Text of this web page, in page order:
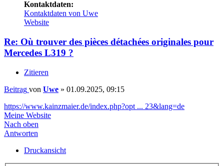
Kontaktdaten:
Kontaktdaten von Uwe
Website
Re: Où trouver des pièces détachées originales pour
Mercedes L319 ?
Zitieren
Beitrag von Uwe » 01.09.2025, 09:15
https://www.kainzmaier.de/index.php?opt ... 23&lang=de
Meine Website
Nach oben
Antworten
Druckansicht